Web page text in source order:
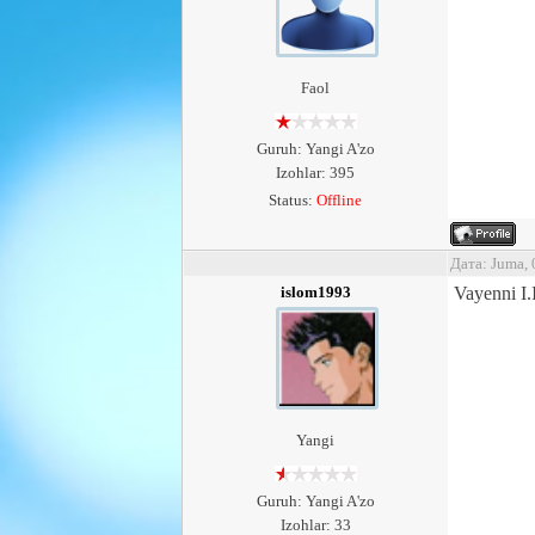
Faol
Guruh: Yangi A'zo
Izohlar: 395
Status: Offline
Дата:
islom1993
Yangi
Guruh: Yangi A'zo
Izohlar: 33
Vayenni